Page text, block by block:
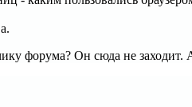
форума? Он сюда не заходит.